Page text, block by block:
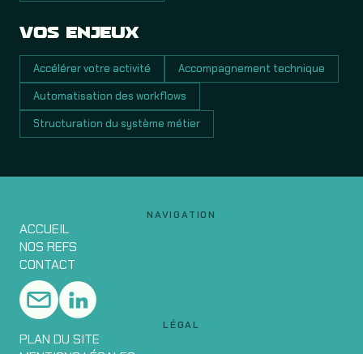
VOS ENJEUX
Accélérer votre activité
Accompagnement technique
Automatisation des workflows
Structuration du système métier
NAVIGATION
ACCUEIL
NOS REFS
CONTACT
LÉGAL
PLAN DU SITE